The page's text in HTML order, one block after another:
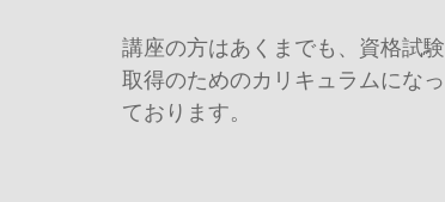
講座の方はあくまでも、資格試験
取得のためのカリキュラムになっ
ております。